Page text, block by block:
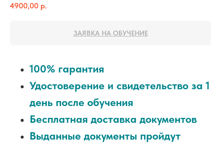
4900,00 р.
ЗАЯВКА НА ОБУЧЕНИЕ
100% гарантия
Удостоверение и свидетельство за 1
день после обучения
Бесплатная доставка документов
Выданные документы пройдут